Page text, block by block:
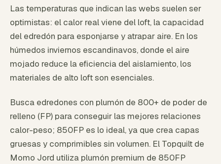
Las temperaturas que indican las webs suelen ser
optimistas: el calor real viene del loft, la capacidad
del edredón para esponjarse y atrapar aire. En los
húmedos inviernos escandinavos, donde el aire
mojado reduce la eficiencia del aislamiento, los
materiales de alto loft son esenciales.
Busca edredones con plumón de 800+ de poder de
relleno (FP) para conseguir las mejores relaciones
calor-peso; 850FP es lo ideal, ya que crea capas
gruesas y comprimibles sin volumen. El Topquilt de
Momo Jord utiliza plumón premium de 850FP